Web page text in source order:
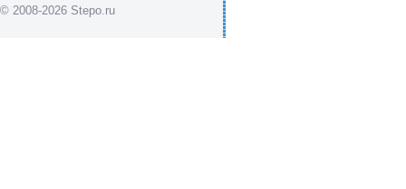
© 2008-2026 Stepo.ru